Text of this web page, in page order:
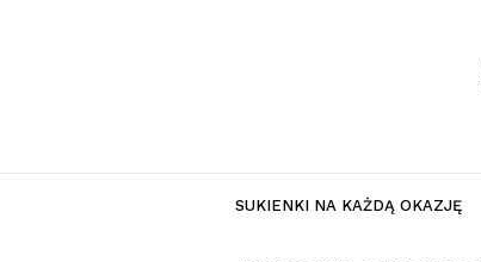
SUKIENKI NA KAŻDĄ OKAZJĘ